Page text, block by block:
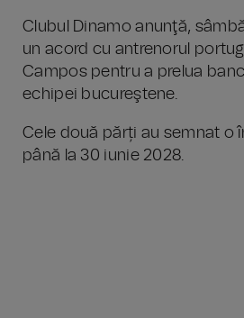
Clubul Dinamo anunţă,
un acord cu antrenorul
Campos pentru a prelua
echipei bucureştene.
Cele două părți au semnat o
până la 30 iunie 2028.